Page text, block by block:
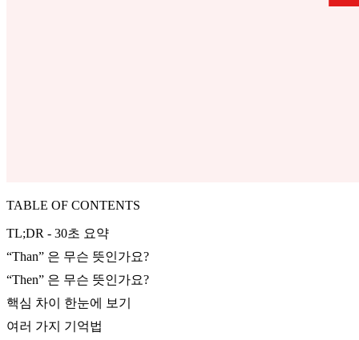
TABLE OF CONTENTS
TL;DR - 30초 요약
“Than” 은 무슨 뜻인가요?
“Then” 은 무슨 뜻인가요?
핵심 차이 한눈에 보기
여러 가지 기억법